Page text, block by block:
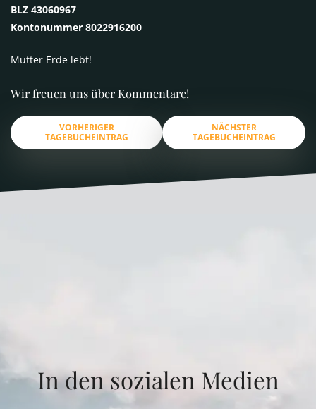
BLZ 43060967
Kontonummer 8022916200
Mutter Erde lebt!
Wir freuen uns über Kommentare!
VORHERIGER
TAGEBUCHEINTRAG
NÄCHSTER
TAGEBUCHEINTRAG
In den sozialen Medien